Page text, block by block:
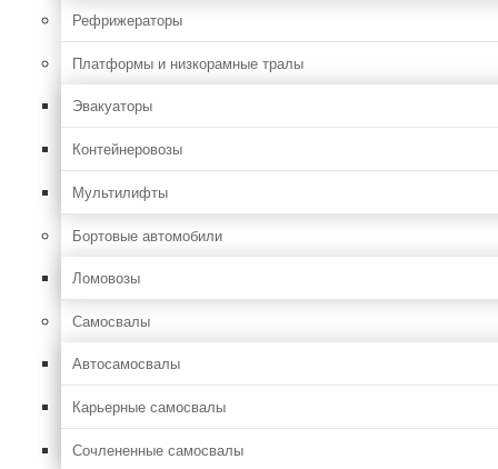
Рефрижераторы
Платформы и низкорамные тралы
Эвакуаторы
Контейнеровозы
Мультилифты
Бортовые автомобили
Ломовозы
Самосвалы
Автосамосвалы
Карьерные самосвалы
Сочлененные самосвалы